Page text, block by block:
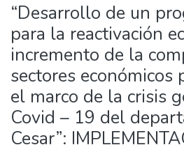
“Desarrollo de un
para la reactivación
incremento de la
sectores económicos
el marco de la crisis
Covid – 19 del
Cesar”: